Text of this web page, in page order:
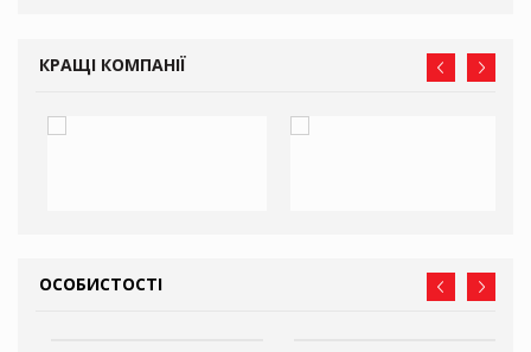
КРАЩІ КОМПАНІЇ
ОСОБИСТОСТІ